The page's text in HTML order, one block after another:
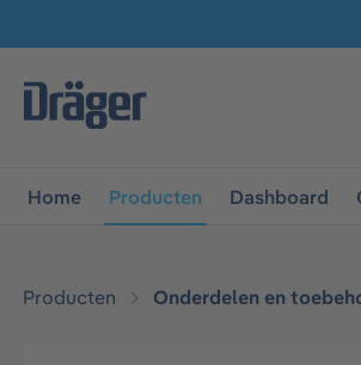
Ga naar
Home Producten Dashboard
Producten Onderdelen en